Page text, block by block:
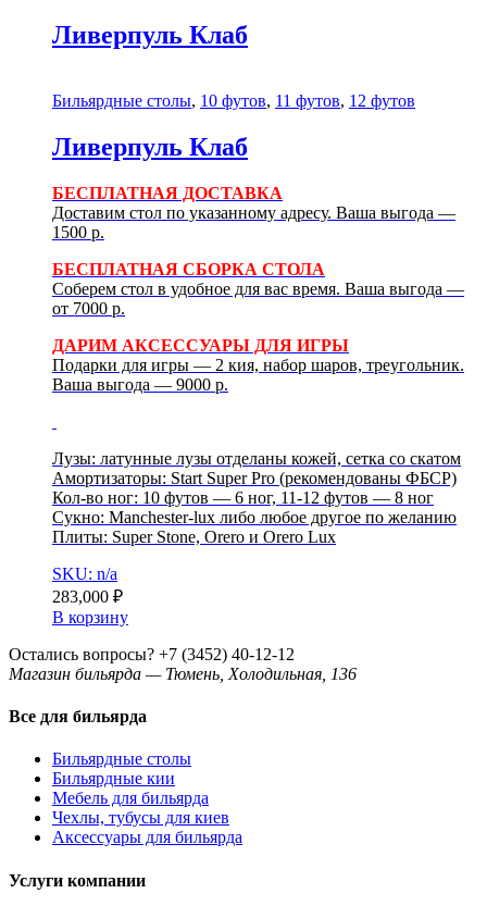
Ливерпуль Клаб
Бильярдные столы, 10 футов, 11 футов, 12 футов
Ливерпуль Клаб
БЕСПЛАТНАЯ ДОСТАВКА
Доставим стол по указанному адресу. Ваша выгода —
1500 р.
БЕСПЛАТНАЯ СБОРКА СТОЛА
Соберем стол в удобное для вас время. Ваша выгода —
от 7000 р.
ДАРИМ АКСЕССУАРЫ ДЛЯ ИГРЫ
Подарки для игры — 2 кия, набор шаров, треугольник.
Ваша выгода — 9000 р.
Лузы: латунные лузы отделаны кожей, сетка со скатом
Амортизаторы: Start Super Pro (рекомендованы ФБСР)
Кол-во ног: 10 футов — 6 ног, 11-12 футов — 8 ног
Сукно: Manchester-lux либо любое другое по желанию
Плиты: Super Stonе, Orero и Orero Lux
SKU: n/a
283,000 ₽
В корзину
Остались вопросы? +7 (3452) 40-12-12
Магазин бильярда — Тюмень, Холодильная, 136
Все для бильярда
Бильярдные столы
Бильярдные кии
Мебель для бильярда
Чехлы, тубусы для киев
Аксессуары для бильярда
Услуги компании